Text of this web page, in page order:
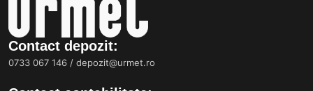
Contact depozit:
0733 067 146 / depozit@urmet.ro